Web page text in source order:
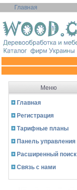
Главная
Меню
Главная
Регистрация
Тарифные планы
Панель управления
Расширенный поиск
Связь с нами